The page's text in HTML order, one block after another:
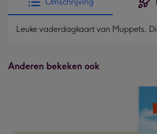
Leuke vaderdagkaart van Muppets,
Anderen bekeken ook